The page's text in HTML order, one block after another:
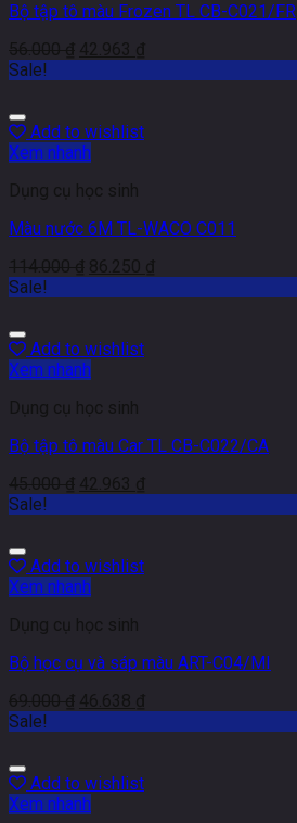
Bộ tập tô màu Frozen TL CB-C021/FR
56.000₫ 42.963 ₫
Sale!
Add to wishlist
Xem nhanh
Dụng cụ học sinh
Màu nước 6M TL-WACO C011
114.000₫ 86.250 ₫
Sale!
Add to wishlist
Xem nhanh
Dụng cụ học sinh
Bộ tập tô màu Car TL CB-C022/CA
45.000₫ 42.963 ₫
Sale!
Add to wishlist
Xem nhanh
Dụng cụ học sinh
Bộ học cụ và sáp màu ART-C04/MI
69.000₫ 46.638 ₫
Sale!
Add to wishlist
Xem nhanh